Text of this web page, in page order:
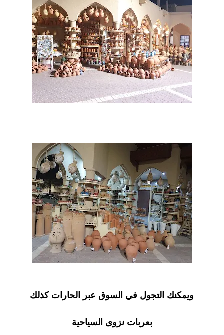
ويمكنك التجول في السوق عبر الحارات كذلك
بعربات نزوى السياحية